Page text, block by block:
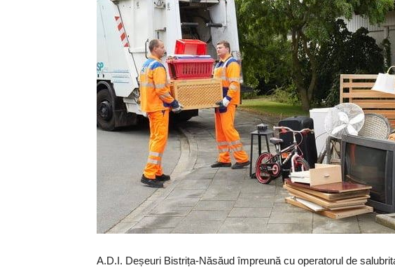
A.D.I. Deșeuri Bistrița-Năsăud împreună cu operatorul de